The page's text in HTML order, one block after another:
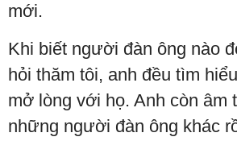
mới.
Khi biết người đàn ông nào
hỏi thăm tôi, anh đều tìm
mở lòng với họ. Anh còn âm
những người đàn ông khác